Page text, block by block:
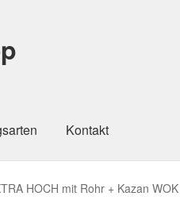
Kontakt
HOCH mit Rohr + Kazan